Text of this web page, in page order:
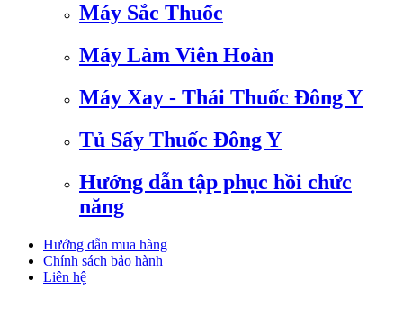
Máy Sắc Thuốc
Máy Làm Viên Hoàn
Máy Xay - Thái Thuốc Đông Y
Tủ Sấy Thuốc Đông Y
Hướng dẫn tập phục hồi chức
năng
Hướng dẫn mua hàng
Chính sách bảo hành
Liên hệ